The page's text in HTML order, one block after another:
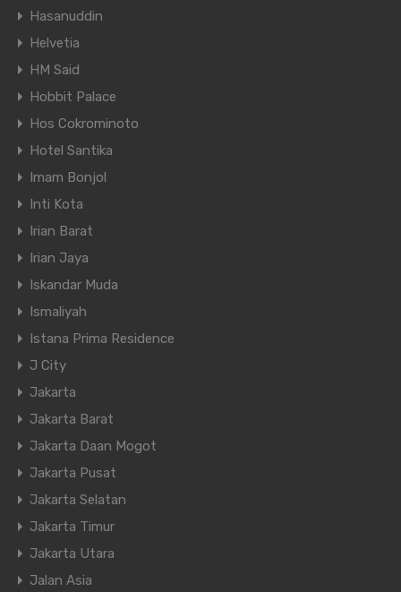
Hasanuddin
Helvetia
HM Said
Hobbit Palace
Hos Cokrominoto
Hotel Santika
Imam Bonjol
Inti Kota
Irian Barat
Irian Jaya
Iskandar Muda
Ismaliyah
Istana Prima Residence
J City
Jakarta
Jakarta Barat
Jakarta Daan Mogot
Jakarta Pusat
Jakarta Selatan
Jakarta Timur
Jakarta Utara
Jalan Asia